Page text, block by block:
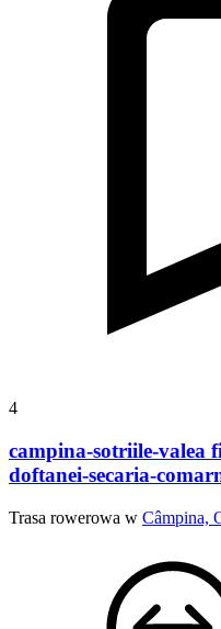
4
campina-sotriile-valea
doftanei-secaria-
Trasa rowerowa w Câmpina,